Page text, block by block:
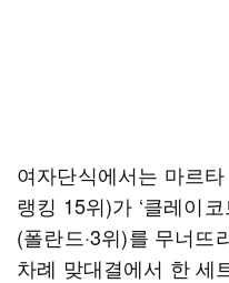
여자단식에서는 마르
랭킹 15위)가 ‘클레이
(폴란드·3위)를 무너뜨
차례 맞대결에서 한 세